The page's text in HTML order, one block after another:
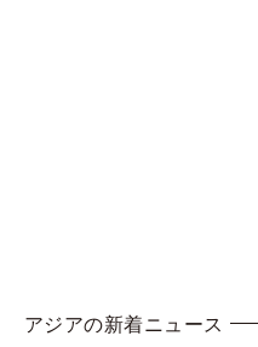
アジアの新着ニュース